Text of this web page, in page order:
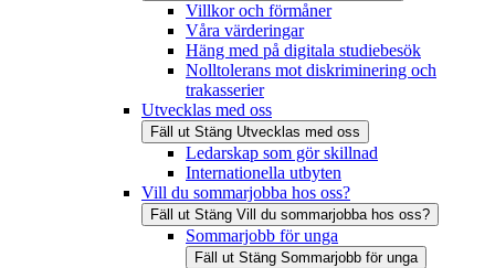
Villkor och förmåner
Våra värderingar
Häng med på digitala studiebesök
Nolltolerans mot diskriminering och
trakasserier
Utvecklas med oss
Fäll ut Stäng Utvecklas med oss
Ledarskap som gör skillnad
Internationella utbyten
Vill du sommarjobba hos oss?
Fäll ut Stäng Vill du sommarjobba hos oss?
Sommarjobb för unga
Fäll ut Stäng Sommarjobb för unga